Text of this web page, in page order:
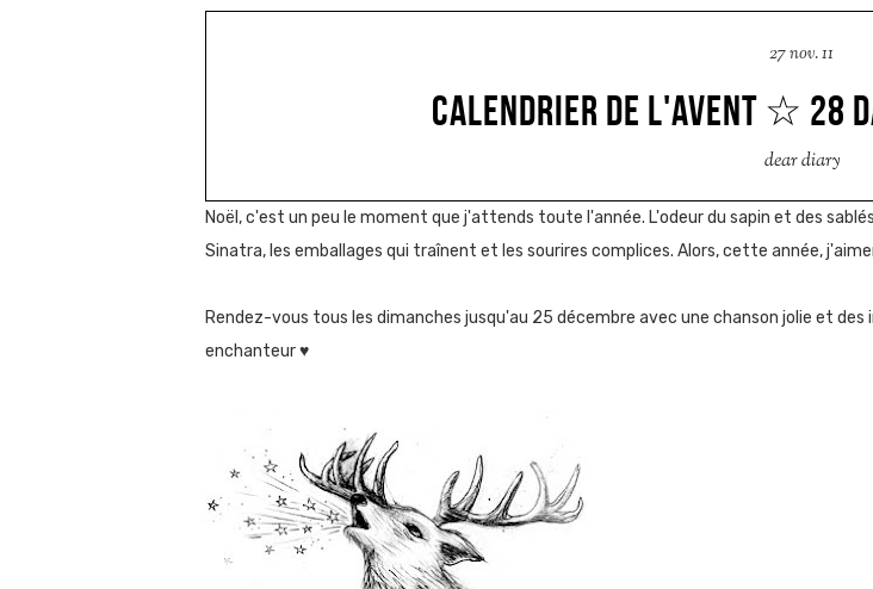
27 nov. 11
CALENDRIER DE L'AVENT ☆ 28
dear diary
Noël, c'est un peu le moment que j'attends toute l'année. L'odeur du sapin et des
Sinatra, les emballages qui traînent et les sourires complices. Alors, cette année,
Rendez-vous tous les dimanches jusqu'au 25 décembre avec une chanson jolie et
enchanteur ♥